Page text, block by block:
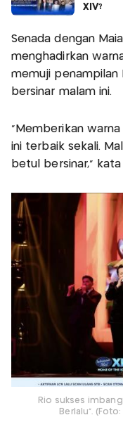
XIV?
Senada dengan
menghadirkan
memuji penampilan
bersinar malam ini.
“Memberikan
ini terbaik sekali.
betul bersinar,” kata
Rio sukses
Berlalu".